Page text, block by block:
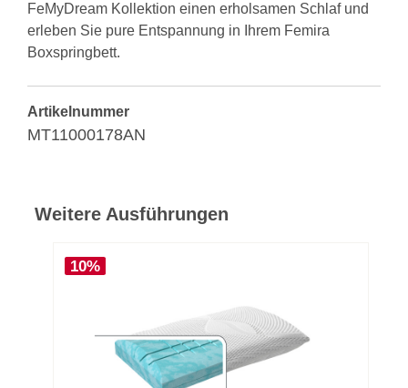
FeMyDream Kollektion einen erholsamen Schlaf und
erleben Sie pure Entspannung in Ihrem Femira
Boxspringbett.
Artikelnummer
MT11000178AN
Weitere Ausführungen
10%